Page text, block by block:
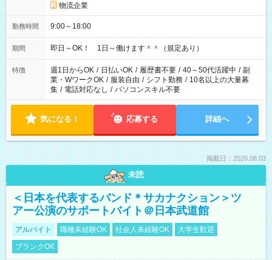
物流企業
勤務時間 9:00～18:00
期間 即日～OK！ 1日～働けます＾＾（規定あり）
特徴 週1日からOK / 日払いOK / 履歴書不要 / 40～50代活躍中 / 副
業・WワークOK / 服装自由 / シフト勤務 / 10名以上の大量募
集 / 電話対応なし / パソコンスキル不要
気になる！ 応募する 詳細へ
掲載日：2026.08.03
未読
＜日本を代表するバンド＊サカナクション＞ツ
アー公演のサポートバイト＠日本武道館
アルバイト 職種未経験OK 社会人未経験OK
大学生歓迎
ブランクOK